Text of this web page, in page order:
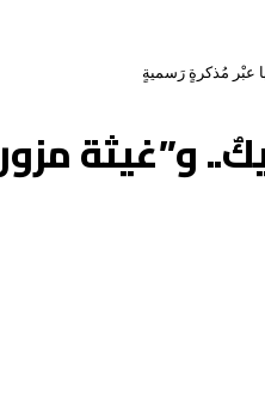
عبْر مُذكرةٍ رَسميةٍ
و”غيثة